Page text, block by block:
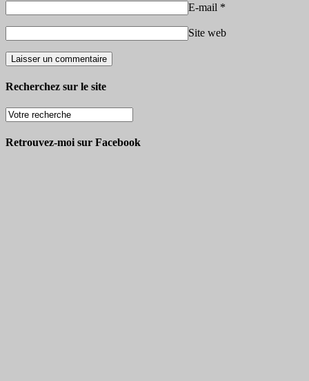
E-mail *
Site web
Recherchez sur le site
Retrouvez-moi sur Facebook